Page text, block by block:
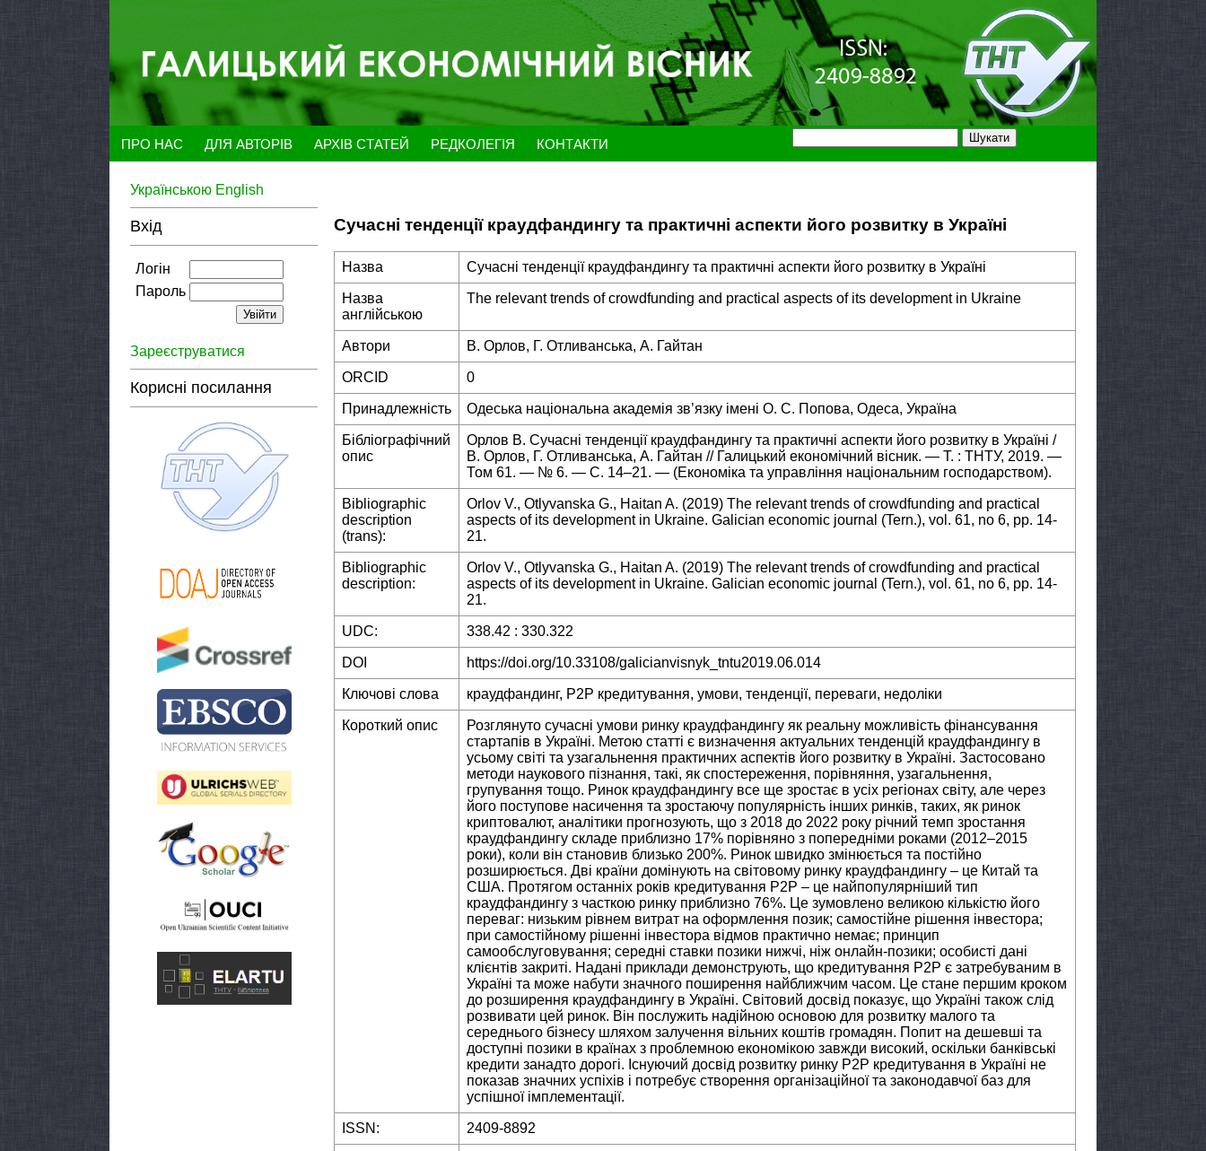
ПРО НАС ДЛЯ АВТОРІВ АРХІВ СТАТЕЙ РЕДКОЛЕГІЯ КОНТАКТИ
Українською English
Вхід
Логін
Пароль
Зареєструватися
Корисні посилання
Сучасні тенденції краудфандингу та практичні аспекти його розвитку в Україні
Назва Сучасні тенденції краудфандингу та практичні аспекти його розвитку в Україні
Назва
англійською
The relevant trends of crowdfunding and practical aspects of its development in Ukraine
Автори В. Орлов, Г. Отливанська, А. Гайтан
ORCID 0
Принадлежність Одеська національна академія зв’язку імені О. С. Попова, Одеса, Україна
Бібліографічний
опис
Орлов В. Сучасні тенденції краудфандингу та практичні аспекти його розвитку в Україні /
В. Орлов, Г. Отливанська, А. Гайтан // Галицький економічний вісник. — Т. : ТНТУ, 2019. —
Том 61. — № 6. — С. 14–21. — (Економіка та управління національним господарством).
Bibliographic
description
(trans):
Orlov V., Otlyvanska G., Haitan A. (2019) The relevant trends of crowdfunding and practical
aspects of its development in Ukraine. Galician economic journal (Tern.), vol. 61, no 6, pp. 14-
21.
Bibliographic
description:
Orlov V., Otlyvanska G., Haitan A. (2019) The relevant trends of crowdfunding and practical
aspects of its development in Ukraine. Galician economic journal (Tern.), vol. 61, no 6, pp. 14-
21.
UDC: 338.42 : 330.322
DOI https://doi.org/10.33108/galicianvisnyk_tntu2019.06.014
Ключові слова краудфандинг, Р2Р кредитування, умови, тенденції, переваги, недоліки
Короткий опис
Розглянуто сучасні умови ринку краудфандингу як реальну можливість фінансування
стартапів в Україні. Метою статті є визначення актуальних тенденцій краудфандингу в
усьому світі та узагальнення практичних аспектів його розвитку в Україні. Застосовано
методи наукового пізнання, такі, як спостереження, порівняння, узагальнення,
групування тощо. Ринок краудфандингу все ще зростає в усіх регіонах світу, але через
його поступове насичення та зростаючу популярність інших ринків, таких, як ринок
криптовалют, аналітики прогнозують, що з 2018 до 2022 року річний темп зростання
краудфандингу складе приблизно 17% порівняно з попередніми роками (2012–2015
роки), коли він становив близько 200%. Ринок швидко змінюється та постійно
розширюється. Дві країни домінують на світовому ринку краудфандингу – це Китай та
США. Протягом останніх років кредитування P2P – це найпопулярніший тип
краудфандингу з часткою ринку приблизно 76%. Це зумовлено великою кількістю його
переваг: низьким рівнем витрат на оформлення позик; самостійне рішення інвестора;
при самостійному рішенні інвестора відмов практично немає; принцип
самообслуговування; середні ставки позики нижчі, ніж онлайн-позики; особисті дані
клієнтів закриті. Надані приклади демонструють, що кредитування P2P є затребуваним в
Україні та може набути значного поширення найближчим часом. Це стане першим кроком
до розширення краудфандингу в Україні. Світовий досвід показує, що Україні також слід
розвивати цей ринок. Він послужить надійною основою для розвитку малого та
середнього бізнесу шляхом залучення вільних коштів громадян. Попит на дешевші та
доступні позики в країнах з проблемною економікою завжди високий, оскільки банківські
кредити занадто дорогі. Існуючий досвід розвитку ринку P2P кредитування в Україні не
показав значних успіхів і потребує створення організаційної та законодавчої баз для
успішної імплементації.
ISSN: 2409-8892